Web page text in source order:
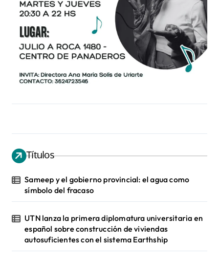
Títulos
Sameep y el gobierno provincial: el agua como
símbolo del fracaso
UTN lanza la primera diplomatura universitaria en
español sobre construcción de viviendas
autosuficientes con el sistema Earthship